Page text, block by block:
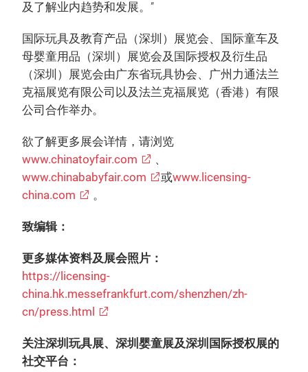
及了解业内趋势和发展。”
国际玩具及教育产品（深圳）展览会、国际童车及
母婴童用品（深圳）展览会及国际授权及衍生品
（深圳）展览会由广东省玩具协会、广州力通法兰
克福展览有限公司以及法兰克福展览（香港）有限
公司合作举办。
欲了解更多展会详情，请浏览
www.chinatoyfair.com
、
www.chinababyfair.com
或www.licensing-
china.com
。
致编辑：
更多媒体资料及展会照片：
https://licensing-
china.hk.messefrankfurt.com/shenzhen/zh-
cn/press.html
关注深圳玩具展、深圳婴童展及深圳国际授权展的
社交平台：